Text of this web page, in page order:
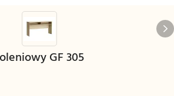
GF 305